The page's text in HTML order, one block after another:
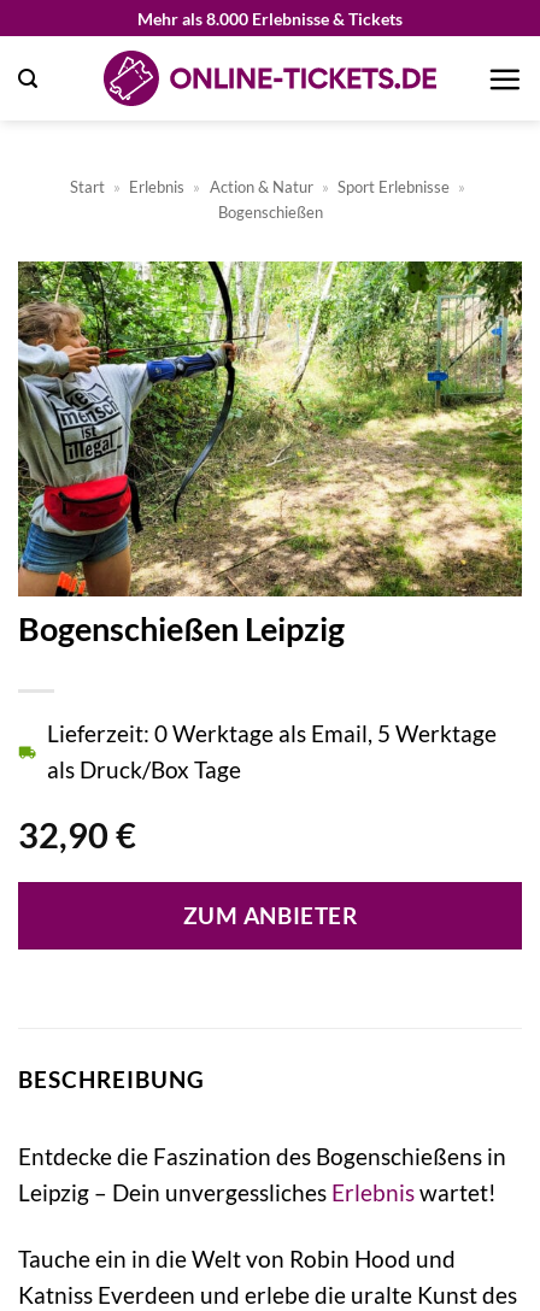
springen
Mehr als 8.000 Erlebnisse & Tickets
Start » Erlebnis » Action & Natur » Sport Erlebnisse »
Bogenschießen
Bogenschießen Leipzig
32,90 €
Lieferzeit: 0 Werktage als Email, 5 Werktage
als Druck/Box Tage
ZUM ANBIETER
BESCHREIBUNG
Entdecke die Faszination des Bogenschießens in
Leipzig – Dein unvergessliches Erlebniswartet!
Tauche ein in die Welt von Robin Hood und
Katniss Everdeen und erlebe die uralte Kunst des